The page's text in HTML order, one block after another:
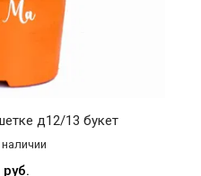
д12/13 букет